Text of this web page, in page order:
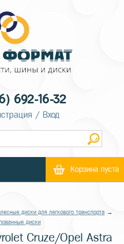
692-16-32
/ Вход
Корзина пуста
диски для легкового транспорта →
диски
Cruze/Opel Astra